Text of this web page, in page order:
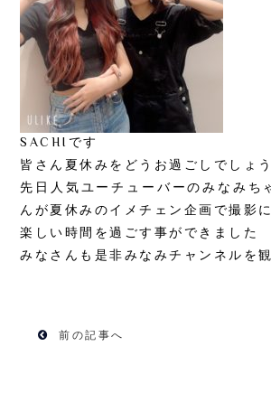
SACHIです
皆さん夏休みをどうお過ごしでしょ
先日人気ユーチューバーのみなみち
んが夏休みのイメチェン企画で撮影
楽しい時間を過ごす事ができました
みなさんも是非みなみチャンネルを
前の記事へ